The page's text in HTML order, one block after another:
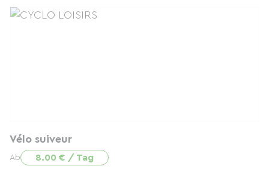
Vélo suiveur
Ab 8.00 € / Tag